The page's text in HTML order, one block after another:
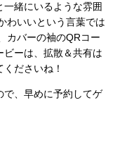
緒にいるような雰囲
わいいという言葉では
カバーの袖のQRコー
ビーは、拡散＆共有は
ださいね！
で、早めに予約してゲ